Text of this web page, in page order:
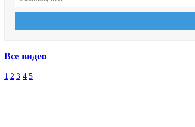
Все видео
1 2 3 4 5